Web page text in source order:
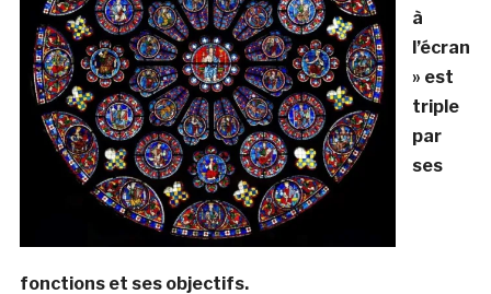
à
l’écran
» est
triple
par
ses
fonctions et ses objectifs.